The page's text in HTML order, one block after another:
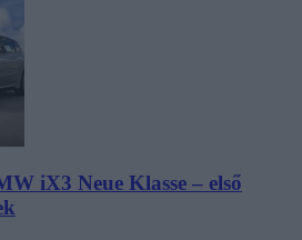
iX3 Neue Klasse – első